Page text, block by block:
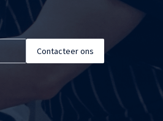
Contacteer ons